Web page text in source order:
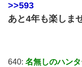
>>593
あと4年も楽しま
640: 名無しのハン